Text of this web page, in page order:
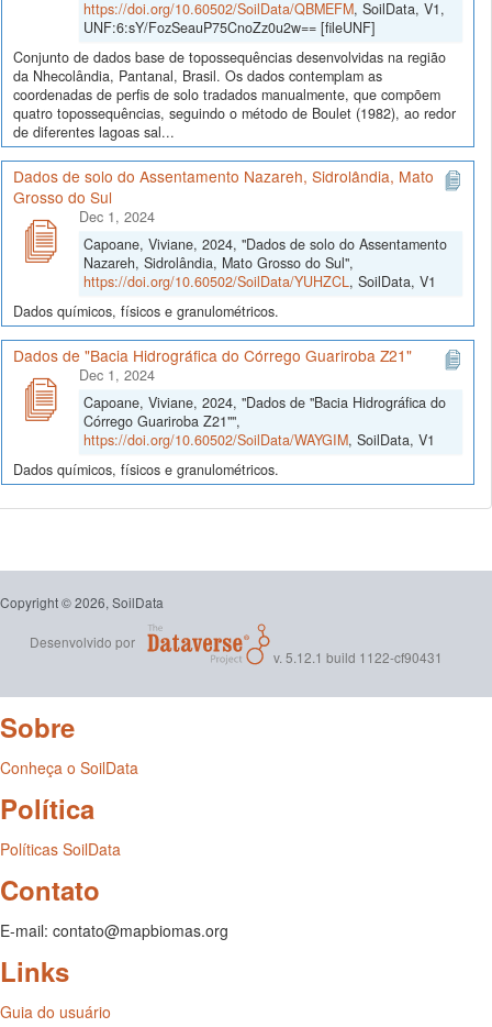
https://doi.org/10.60502/SoilData/QBMEFM, SoilData, V1,
UNF:6:sY/FozSeauP75CnoZz0u2w== [fileUNF]
Conjunto de dados base de topossequências desenvolvidas na região
da Nhecolândia, Pantanal, Brasil. Os dados contemplam as
coordenadas de perfis de solo tradados manualmente, que compõem
quatro topossequências, seguindo o método de Boulet (1982), ao redor
de diferentes lagoas sal...
Dados de solo do Assentamento Nazareh, Sidrolândia, Mato
Grosso do Sul
Dec 1, 2024
Capoane, Viviane, 2024, "Dados de solo do Assentamento
Nazareh, Sidrolândia, Mato Grosso do Sul",
https://doi.org/10.60502/SoilData/YUHZCL, SoilData, V1
Dados químicos, físicos e granulométricos.
Dados de "Bacia Hidrográfica do Córrego Guariroba Z21"
Dec 1, 2024
Capoane, Viviane, 2024, "Dados de "Bacia Hidrográfica do
Córrego Guariroba Z21"",
https://doi.org/10.60502/SoilData/WAYGIM, SoilData, V1
Dados químicos, físicos e granulométricos.
Copyright © 2026, SoilData
Desenvolvido por
v. 5.12.1 build 1122-cf90431
Sobre
Conheça o SoilData
Política
Políticas SoilData
Contato
E-mail: contato@mapbiomas.org
Links
Guia do usuário